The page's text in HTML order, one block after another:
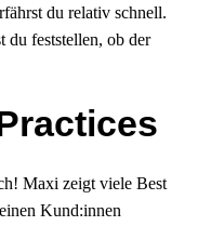
du relativ schnell.
feststellen, ob der
Maxi zeigt viele Best
Kund:innen